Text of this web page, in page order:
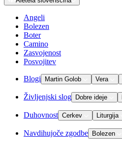
Angeli
Bolezen
Boter
Camino
Zasvojenost
Posvojitev
Blogi Martin Golob Vera
Življenjski slog Dobre ideje
Duhovnost Cerkev Liturgija
Navdihujoče zgodbe Bolezen